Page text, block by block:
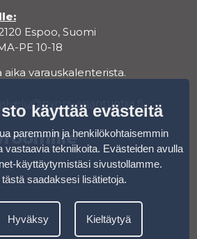
Espoo, Suomi
PE 10-18
aika varauskalenterista.
asiantuntija.fi
käyttää evästeitä
paremmin ja henkilökohtaisemmin
vastaavia tekniikoita. Evästeiden avulla
käyttäytymistäsi sivustollamme.
saadaksesi lisätietoja.
Hyväksy Kieltäytyä